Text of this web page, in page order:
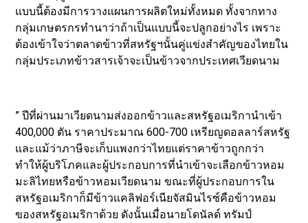
แบบนี้ต้องมีการวางแผนการผลิตใหม่ทั้งหมด ทั้งจากทาง
กลุ่มเกษตรกรทำนาว่าถ้าเป็นแบบนี้จะปลูกอย่างไร เพราะ
ต้องเข้าใจว่าตลาดข้าวที่สหรัฐฯนั้นคู่แข่งสำคัญของไทยใน
กลุ่มประเภทข้าวสารเจ้าจะเป็นข้าวจากประเทศเวียดนาม
” ปีที่ผ่านมาเวียดนามส่งออกข้าวและสหรัฐอเมริกานำเข้า
400,000 ตัน ราคาประมาณ 600-700 เหรียญดอลลาร์สหรัฐ
และแม้ว่าภาษีจะเก็บแพงกว่าไทยแต่ราคาข้าวถูกกว่า
ทำให้ผู้บริโภคและผู้ประกอบการที่นำเข้าจะเลือกข้าวหอม
มะลิไทยหรือข้าวหอมเวียดนาม ขณะที่ผู้ประกอบการใน
สหรัฐอเมริกาก็มีข้าวแคลิฟอร์เนียจัสมินไรซ์คือข้าวหอม
ของสหรัฐอเมริกาด้วย ดังนั้นเมื่อนายโดนัลด์ ทรัมป์